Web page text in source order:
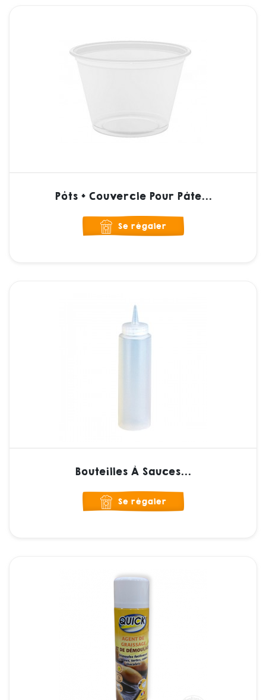
Pôts + Couvercle Pour Pâte...
Se régaler
Bouteilles À Sauces...
Se régaler